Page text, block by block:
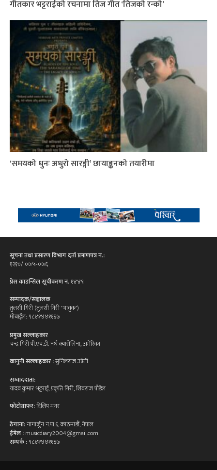
गीतकार भट्टराईको रचनामा तिज गीत ‘तिजको रन्को’
‘समयको धुनः अधुरो सारङ्गी’ छायाङ्कनको तयारीमा
सूचना तथा प्रसारण विभाग दर्ता प्रमाणपत्र न.:
१२१०/ ०७५-०७६
प्रेस काउन्सिल सूचीकरण नं.१४४९
सम्पादक/सञ्चालक
तुलसी गिरी (तुलसी गिरी 'भावुक')
मोबाईल: ९८४१४४११६७
प्रमुख सल्लाहकार
चन्द्र गिरी पी.एच.डी. नर्थ क्यारोलिना, अमेरिका
कानुनी सल्लाहकार :सुनिलराज उप्रेती
सम्वाददाता:
यादव कुमार भट्टराई, प्रकृति गिरी, शिवराज पौडेल
फोटोग्राफर:दिलिप मगर
ठेगाना:नागार्जुन न.पा.६, काठमाडौं, नेपाल
ईमेल :musicdiary2004@gmail.com
सम्पर्क :९८४१४४११६७